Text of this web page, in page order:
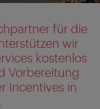
für die
wir
kostenlos
Vorbereitung
Incentives in